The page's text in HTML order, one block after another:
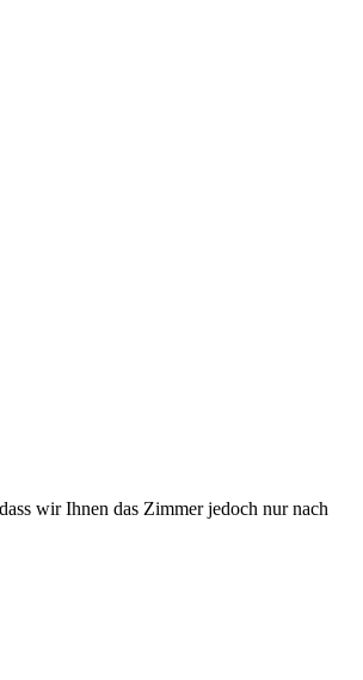
wir Ihnen das Zimmer jedoch nur nach